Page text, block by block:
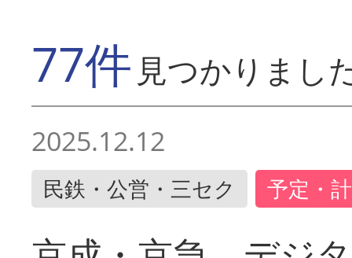
77件 見つかりまし
2025.12.12
民鉄・公営・三セク 予定・